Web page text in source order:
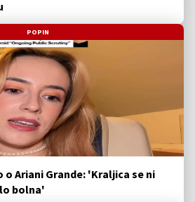
POPIN
Ariani Grande: 'Kraljica se ni
bolna'